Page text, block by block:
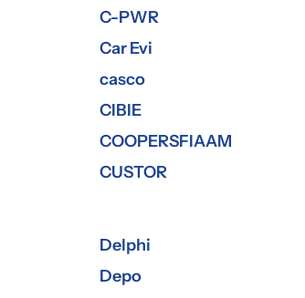
C-PWR
Car Evi
casco
CIBIE
COOPERSFIAAM
CUSTOR
Delphi
Depo